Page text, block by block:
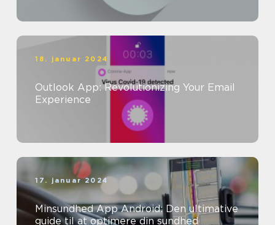
18. januar 2024
Outlook App: Revolutionizing Your Email
Experience
17. januar 2024
Minsundhed App Android: Den ultimative
guide til at optimere din sundhed